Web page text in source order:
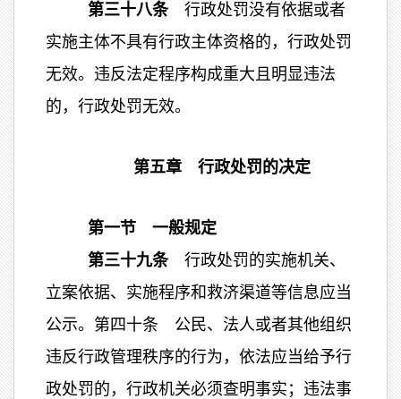
第三十八条行政处罚没有依据或者
实施主体不具有行政主体资格的，行政处罚
无效。违反法定程序构成重大且明显违法
的，行政处罚无效。
第五章 行政处罚的决定
第一节 一般规定
第三十九条行政处罚的实施机关、
立案依据、实施程序和救济渠道等信息应当
公示。第四十条 公民、法人或者其他组织
违反行政管理秩序的行为，依法应当给予行
政处罚的，行政机关必须查明事实；违法事